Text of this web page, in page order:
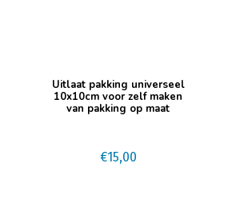
Uitlaat pakking universeel
10x10cm voor zelf maken
van pakking op maat
€15,00